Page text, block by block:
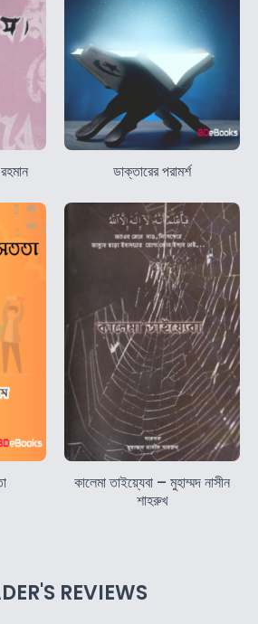
ডাক্তারের পরামর্শ
কালেমা তাইয়্যেবা – মুহাম্মদ নাসীন
শাহরুখ
REVIEWS